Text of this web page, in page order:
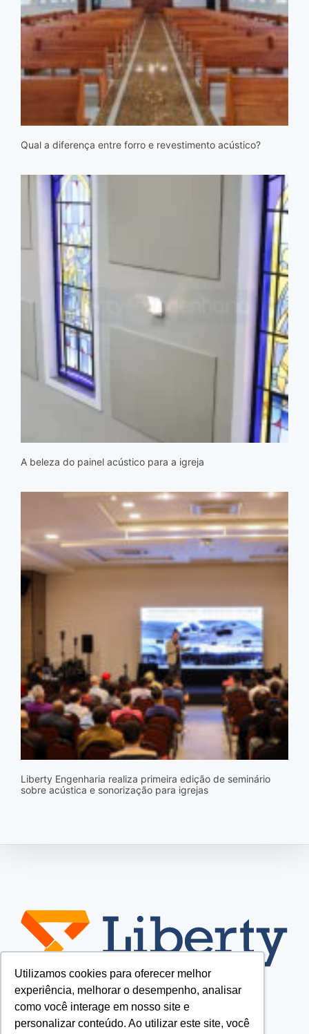
Utilizamos cookies para oferecer melhor
experiência, melhorar o desempenho, analisar
como você interage em nosso site e
personalizar conteúdo. Ao utilizar este site, você
Qual a diferença entre forro e revestimento acústico?
A beleza do painel acústico para a igreja
Liberty Engenharia realiza primeira edição de seminário
sobre acústica e sonorização para igrejas